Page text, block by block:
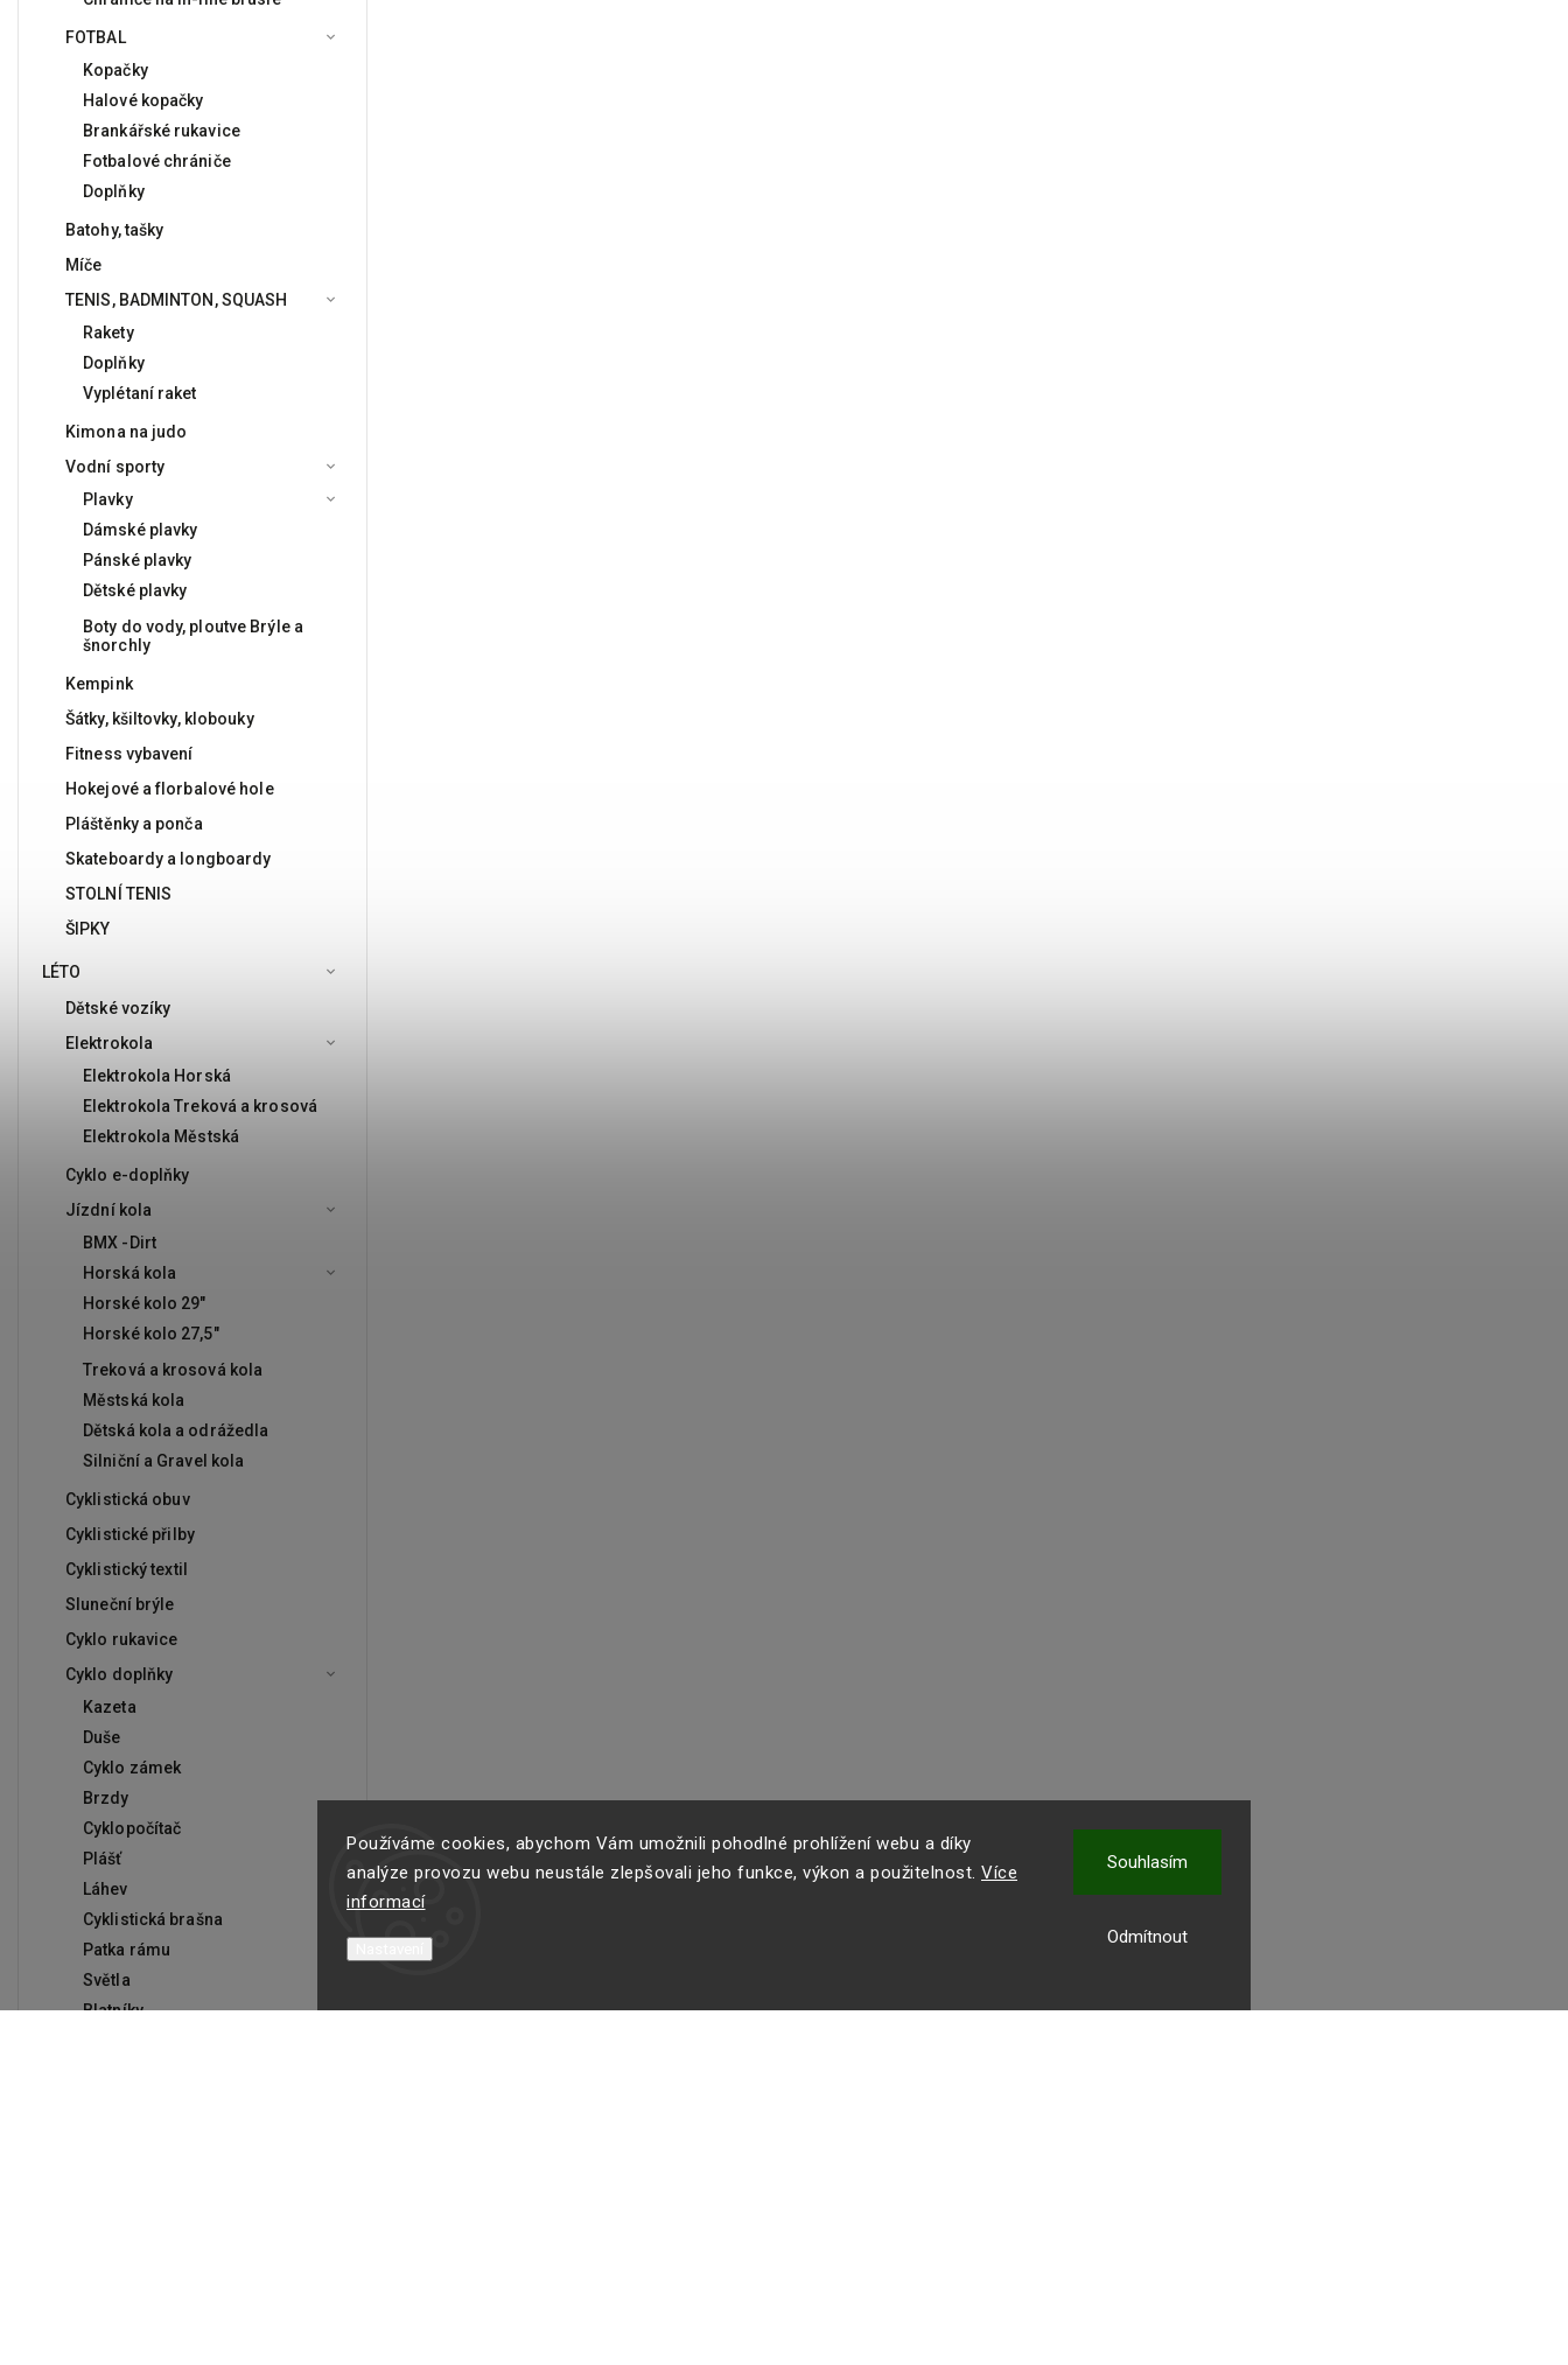
Používáme cookies, abychom Vám umožnili pohodlné prohlížení webu a díky
analýze provozu webu neustále zlepšovali jeho funkce, výkon a použitelnost. Více
informací
Odmítnout
Souhlasím
FOTBAL
Kopačky
Halové kopačky
Brankářské rukavice
Fotbalové chrániče
Doplňky
Batohy, tašky
Míče
TENIS, BADMINTON, SQUASH
Rakety
Doplňky
Vyplétaní raket
Kimona na judo
Vodní sporty
Plavky
Dámské plavky
Pánské plavky
Dětské plavky
Boty do vody, ploutve Brýle a
šnorchly
Kempink
Šátky, kšiltovky, klobouky
Fitness vybavení
Hokejové a florbalové hole
Pláštěnky a ponča
Skateboardy a longboardy
STOLNÍ TENIS
ŠIPKY
LÉTO
Dětské vozíky
Elektrokola
Elektrokola Horská
Elektrokola Treková a krosová
Elektrokola Městská
Cyklo e-doplňky
Jízdní kola
BMX -Dirt
Horská kola
Horské kolo 29"
Horské kolo 27,5"
Treková a krosová kola
Městská kola
Dětská kola a odrážedla
Silniční a Gravel kola
Cyklistická obuv
Cyklistické přilby
Cyklistický textil
Sluneční brýle
Cyklo rukavice
Cyklo doplňky
Kazeta
Duše
Cyklo zámek
Brzdy
Cyklopočítač
Plášť
Láhev
Cyklistická brašna
Patka rámu
Světla
Blatníky